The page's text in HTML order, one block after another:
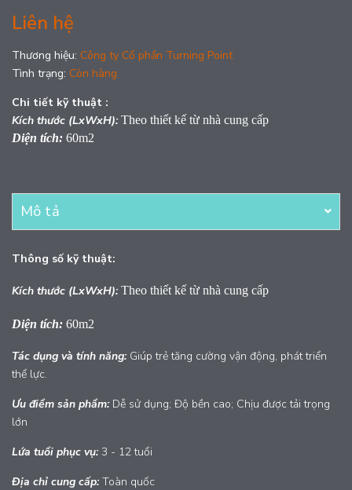
Liên hệ
Thương hiệu: Công ty Cổ phần Turning Point
Tình trạng: Còn hàng
Chi tiết kỹ thuật :
Kích thước (LxWxH):Theo thiết kế từ nhà cung cấp
Diện tích: 60m2
Mô tả
Thông số kỹ thuật:
Kích thước (LxWxH):Theo thiết kế từ nhà cung cấp
Diện tích: 60m2
Tác dụng và tính năng: Giúp trẻ tăng cường vận động, phát triển
thể lực.
Ưu điểm sản phẩm:Dễ sử dụng; Độ bền cao; Chịu được tải trọng
lớn
Lứa tuổi phục vụ:3 - 12 tuổi
Địa chỉ cung cấp:Toàn quốc